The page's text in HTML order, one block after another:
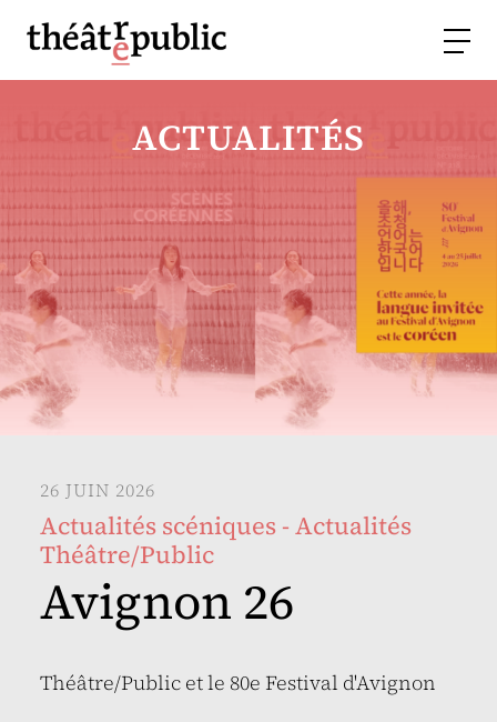
ACTUALITÉS
26 JUIN 2026
Actualités scéniques - Actualités
Théâtre/Public
Avignon 26
Théâtre/Public et le 80e Festival d'Avignon